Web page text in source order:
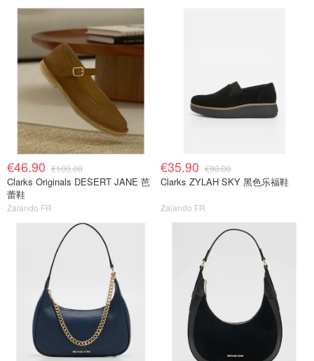
€46.90 €100.00
Clarks Originals DESERT JANE 芭
蕾鞋
Zalando FR
€35.90 €90.00
Clarks ZYLAH SKY 黑色乐福鞋
Zalando FR